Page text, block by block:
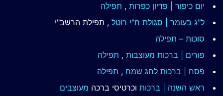
יום כיפור | פדיון כפרות , תפילה
ל"ג בעומר | סגולת ח"י רוטל , תפילת הרשב"י
סוכות – תפילה
פורים | ברכות מעוצבות , תפילה
פסח | ברכות לחג שמח , תפילה
ראש השנה | ברכות וכרטיסי ברכה מעוצבים